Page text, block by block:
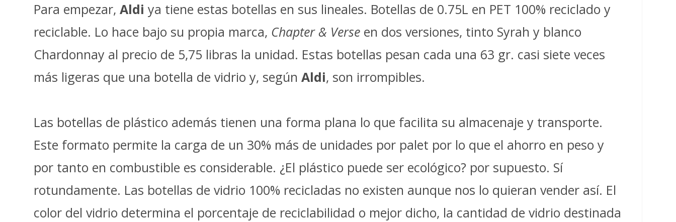
Para empezar,Aldi ya tiene estas botellas en sus lineales. Botellas de 0.75L en PET 100% reciclado y
reciclable. Lo hace bajo su propia marca, Chapter & Verse en dos versiones, tinto Syrah y blanco
Chardonnay al precio de 5,75 libras la unidad. Estas botellas pesan cada una 63 gr. casi siete veces
más ligeras que una botella de vidrio y, segúnAldi, son irrompibles.
Las botellas de plástico además tienen una forma plana lo que facilita su almacenaje y transporte.
Este formato permite la carga de un 30% más de unidades por palet por lo que el ahorro en peso y
por tanto en combustible es considerable. ¿El plástico puede ser ecológico? por supuesto. Sí
rotundamente. Las botellas de vidrio 100% recicladas no existen aunque nos lo quieran vender así. El
color del vidrio determina el porcentaje de reciclabilidad o mejor dicho, la cantidad de vidrio destinada